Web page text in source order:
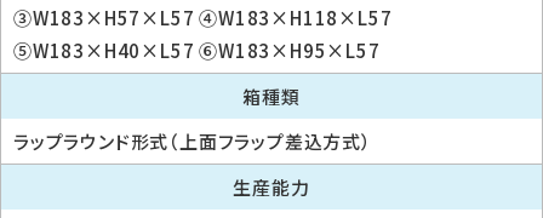
③W183×H57×L57 ④W183×H118×L57
⑤W183×H40×L57 ⑥W183×H95×L57
箱種類
ラップラウンド形式（上面フラップ差込方式）
生産能力